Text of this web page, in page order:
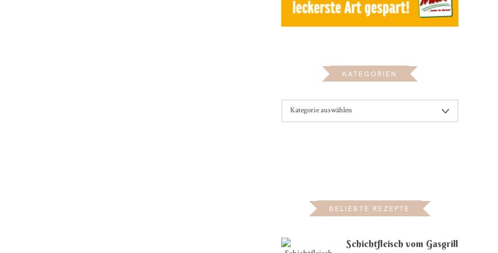
KATEGORIEN
BELIEBTE REZEPTE
Schichtfleisch vom Gasgrill